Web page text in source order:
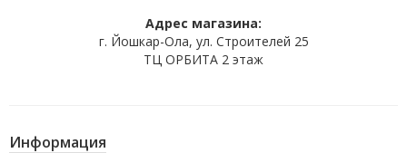
Адрес магазина:
г. Йошкар-Ола, ул. Строителей 25
ТЦ ОРБИТА 2 этаж
Информация